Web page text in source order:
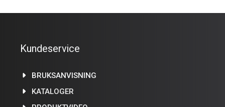
Kundeservice
BRUKSANVISNING
KATALOGER